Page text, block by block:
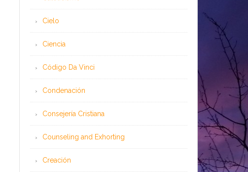
Cielo
Ciencia
Código Da Vinci
Condenación
Consejería Cristiana
Counseling and Exhorting
Creación